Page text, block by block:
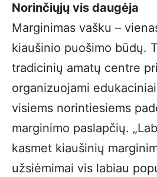
Norinčiųjų vis daugėja
Marginimas vašku –
kiaušinio puošimo būdų.
tradicinių amatų centre
organizuojami
visiems norintiesiems
marginimo paslapčių.
kasmet kiaušinių
užsiėmimai vis labiau